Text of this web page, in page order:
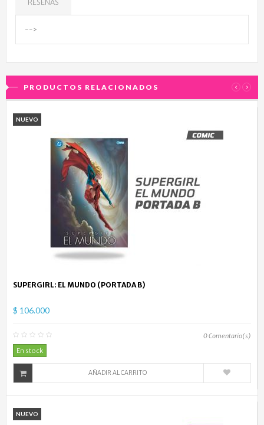
RESEÑAS
-->
PRODUCTOS RELACIONADOS ‹ ›
NUEVO
SUPERGIRL: EL MUNDO (PORTADA B)
$ 106.000
0Comentario(s)
En stock
AÑADIR AL CARRITO
NUEVO